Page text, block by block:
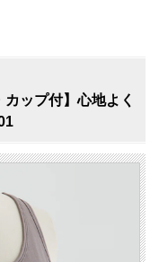
ップ付】心地よく